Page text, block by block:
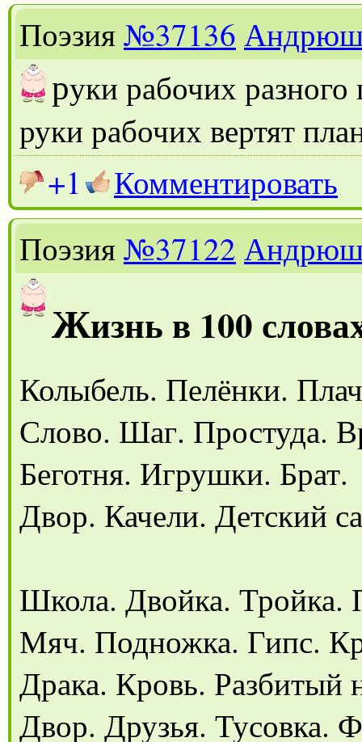
Поэзия№37136
руки рабочих разного
руки рабочих вертят
+1
Комментировать
Поэзия№37122
Жизнь в 100
Колыбель. Пелёнки.
Слово. Шаг. Простуда.
Беготня. Игрушки. Брат.
Двор. Качели. Детский
Школа. Двойка. Тройка.
Мяч. Подножка. Гипс.
Драка. Кровь. Разбитый
Двор. Друзья. Тусовка.